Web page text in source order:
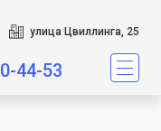
улица Цвиллинга, 25
44-53